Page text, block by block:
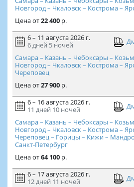
Новгород – Чкаловск – Кострома –
Ценаот22 400р.
6 – 11 августа 2026 г.
6 дней 5 ночей
Самара – Казань – Чебоксары –
Новгород – Чкаловск – Кострома –
Череповец
Ценаот27 900р.
6 – 16 августа 2026 г.
11 дней 10 ночей
Самара – Казань – Чебоксары –
Новгород – Чкаловск – Кострома –
Череповец – Горицы – Кижи –
Санкт-Петербург
Ценаот64 100р.
6 – 17 августа 2026 г.
12 дней 11 ночей